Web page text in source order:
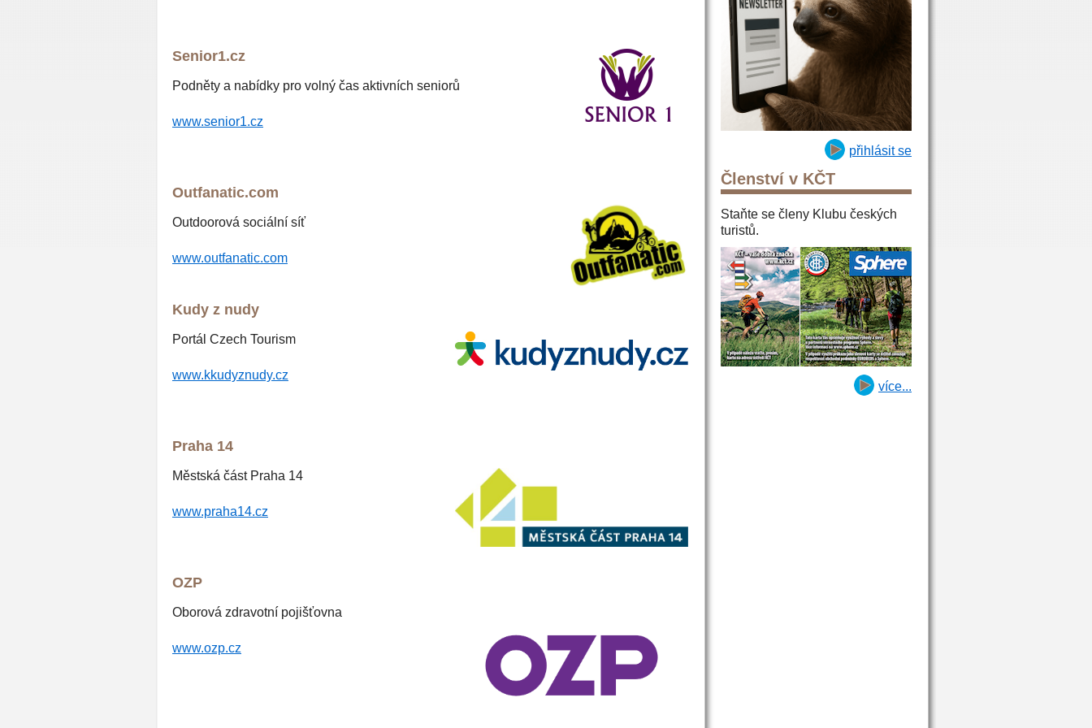
Senior1.cz
Podněty a nabídky pro volný čas aktivních seniorů
www.senior1.cz
Outfanatic.com
Outdoorová sociální síť
www.outfanatic.com
Kudy z nudy
Portál Czech Tourism
www.kkudyznudy.cz
Praha 14
Městská část Praha 14
www.praha14.cz
OZP
Oborová zdravotní pojišťovna
www.ozp.cz
přihlásit se
Členství v KČT
Staňte se členy Klubu českých
turistů.
více...